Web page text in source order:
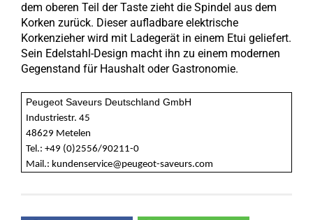
dem oberen Teil der Taste zieht die Spindel aus dem
Korken zurück. Dieser aufladbare elektrische
Korkenzieher wird mit Ladegerät in einem Etui geliefert.
Sein Edelstahl-Design macht ihn zu einem modernen
Gegenstand für Haushalt oder Gastronomie.
Peugeot Saveurs Deutschland GmbH
Industriestr. 45
48629 Metelen
Tel.: +49 (0)2556/90211-0
Mail.: kundenservice@peugeot-saveurs.com